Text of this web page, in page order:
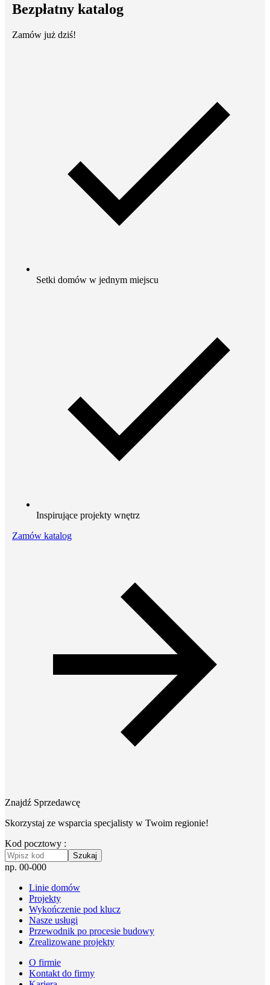
Bezpłatny katalog
Zamów już dziś!
Setki domów w jednym miejscu
Inspirujące projekty wnętrz
Zamów katalog
Znajdź Sprzedawcę
Skorzystaj ze wsparcia specjalisty w Twoim regionie!
Kod pocztowy :
Szukaj
np. 00-000
Linie domów
Projekty
Wykończenie pod klucz
Nasze usługi
Przewodnik po procesie budowy
Zrealizowane projekty
O firmie
Kontakt do firmy